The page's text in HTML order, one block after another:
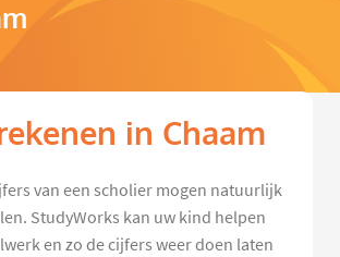
in Chaam
van een scholier mogen natuurlijk
StudyWorks kan uw kind helpen
en zo de cijfers weer doen laten